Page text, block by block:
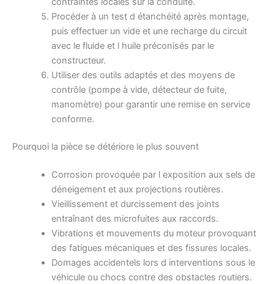
Procéder à un test d étanchéité après montage,
puis effectuer un vide et une recharge du circuit
avec le fluide et l huile préconisés par le
constructeur.
Utiliser des outils adaptés et des moyens de
contrôle (pompe à vide, détecteur de fuite,
manomètre) pour garantir une remise en service
conforme.
Pourquoi la pièce se détériore le plus souvent
Corrosion provoquée par l exposition aux sels de
déneigement et aux projections routières.
Vieillissement et durcissement des joints
entraînant des microfuites aux raccords.
Vibrations et mouvements du moteur provoquant
des fatigues mécaniques et des fissures locales.
Domages accidentels lors d interventions sous le
véhicule ou chocs contre des obstacles routiers.